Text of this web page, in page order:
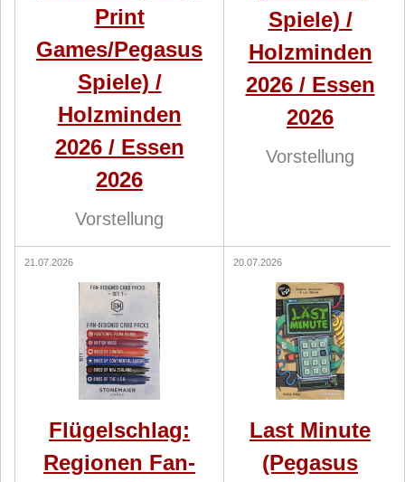
Print
Games/Pegasus
Spiele) /
Holzminden
2026 / Essen
2026
Vorstellung
Spiele) /
Holzminden
2026 / Essen
2026
Vorstellung
21.07.2026
Flügelschlag:
Regionen Fan-
20.07.2026
Last Minute
(Pegasus